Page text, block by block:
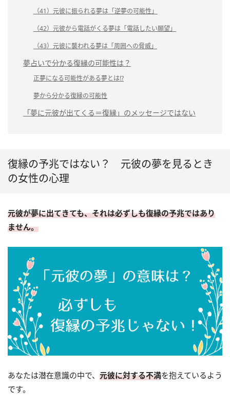
（41）元彼に振られる夢は「逆夢の可能性」
（42）元彼から電話がくる夢は「電話したい願望」
（43）元彼に襲われる夢は「周囲への脅威」
夢占いで分かる復縁の可能性は？
正夢になる可能性がある夢とは!?
夢から分かる復縁の可能性
「夢に元彼が出てくる＝復縁」のメッセージではない
復縁の予兆ではない？ 元彼の夢を見るとき
の女性の心理
元彼が夢に出てきても、それは必ずしも復縁の予兆ではあり
ません。
あなたは潜在意識の中で、 元彼に対する不満を抱えているよう
です。